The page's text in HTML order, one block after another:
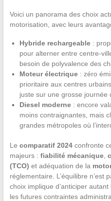
Voici un panorama des choix
motorisation, avec leurs
Hybride rechargeable:
pour alterner entre centre-
besoin de polyvalence des
Moteur électrique: zéro
prioritaire aux centres
juste sur une grosse journée
Diesel moderne: encore
moins contraignantes, mais
grandes métropoles où
Le comparatif 2024confronte
majeurs : fiabilité mécanique,
(TCO) et adéquation de la
réglementaire. L’équilibre n’est
choix implique d’anticiper
les futures contraintes